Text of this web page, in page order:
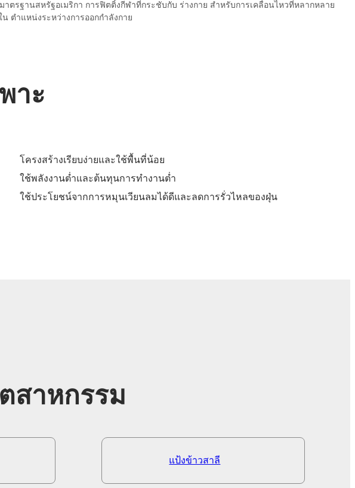
รฐานสหรัฐอเมริกา การฟิตติ้งกีฬาที่กระชับกับ ร่างกาย สำหรับการเคลื่อนไหวที่หลากหลาย
ตำแหน่งระหว่างการออกกำลังกาย
าะ
โครงสร้างเรียบง่ายและใช้พื้นที่น้อย
ใช้พลังงานต่ำและต้นทุนการทำงานต่ำ
ใช้ประโยชน์จากการหมุนเวียนลมได้ดีและลดการรั่วไหลของฝุ่น
สาหกรรม
แป้งข้าวสาลี